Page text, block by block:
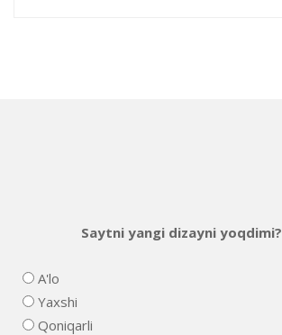
Saytni yangi dizayni yoqdimi?
A'lo
Yaxshi
Qoniqarli